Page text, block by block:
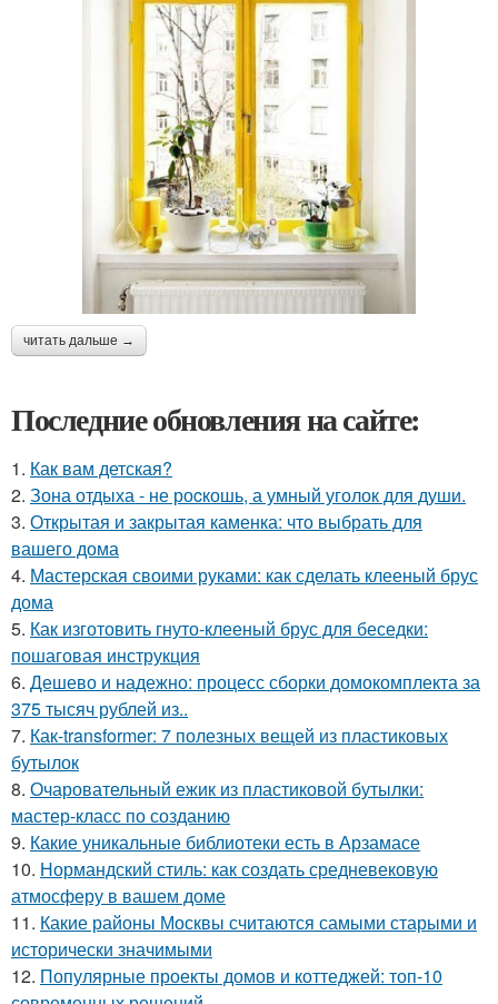
читать дальше →
Последние обновления на сайте:
1. Как вам детская?
2. Зона отдыха - не роcкошь, а умный уголок для души.
3. Открытая и закрытая каменка: что выбрать для
вашего дома
4. Мастерская своими руками: как сделать клееный брус
дома
5. Как изготовить гнуто-клееный брус для беседки:
пошаговая инструкция
6. Дешево и надежно: процесс сборки домокомплекта за
375 тысяч рублей из..
7. Как-transformer: 7 полезных вещей из пластиковых
бутылок
8. Очаровательный ежик из пластиковой бутылки:
мастер-класс по созданию
9. Какие уникальные библиотеки есть в Арзамасе
10. Нормандский стиль: как создать средневековую
атмосферу в вашем доме
11. Какие районы Москвы считаются самыми старыми и
исторически значимыми
12. Популярные проекты домов и коттеджей: топ-10